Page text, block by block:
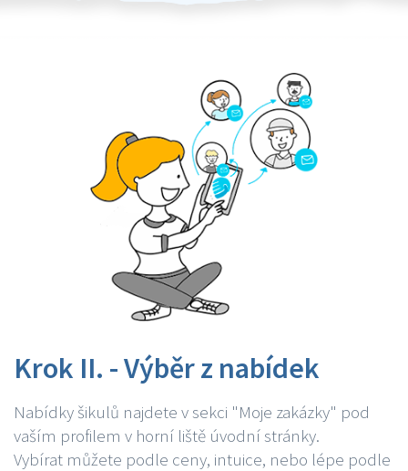
Krok II. - Výběr z nabídek
Nabídky šikulů najdete v sekci "Moje zakázky" pod
vaším profilem v horní liště úvodní stránky.
Vybírat můžete podle ceny, intuice, nebo lépe podle